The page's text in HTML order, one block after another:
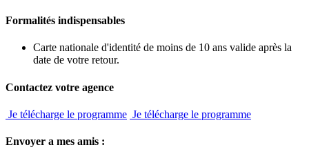
Formalités indispensables
Carte nationale d'identité de moins de 10 ans valide après la
date de votre retour.
Contactez votre agence
Je télécharge le programme Je télécharge le programme
Envoyer a mes amis :